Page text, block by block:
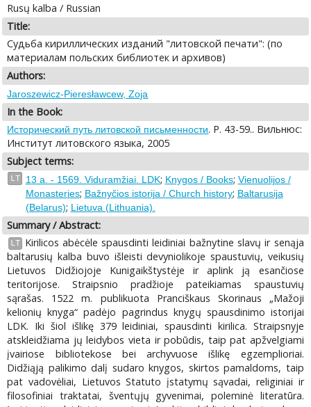
Rusų kalba / Russian
Title:
Судьба кириллических изданий "литовской печати": (по
материалам польских библиотек и архивов)
Authors:
Jaroszewicz-Pieresławcew, Zoja
In the Book:
Исторический путь литовской письменности. P. 43-59.. Вильнюс:
Институт литовского языка, 2005
Subject terms:
LT 13 a. - 1569. Viduramžiai. LDK; Knygos / Books; Vienuolijos /
Monasteries; Bažnyčios istorija / Church history; Baltarusija
(Belarus); Lietuva (Lithuania).
Summary / Abstract:
LT
Kirilicos abėcėle spausdinti leidiniai bažnytine slavų ir senąja
baltarusių kalba buvo išleisti devyniolikoje spaustuvių, veikusių
Lietuvos Didžiojoje Kunigaikštystėje ir aplink ją esančiose
teritorijose. Straipsnio pradžioje pateikiamas spaustuvių
sąrašas. 1522 m. publikuota Pranciškaus Skorinaus „Mažoji
kelionių knyga“ padėjo pagrindus knygų spausdinimo istorijai
LDK. Iki šiol išlikę 379 leidiniai, spausdinti kirilica. Straipsnyje
atskleidžiama jų leidybos vieta ir pobūdis, taip pat apžvelgiami
įvairiose bibliotekose bei archyvuose išlikę egzemplioriai.
Didžiąją palikimo dalį sudaro knygos, skirtos pamaldoms, taip
pat vadovėliai, Lietuvos Statuto įstatymų sąvadai, religiniai ir
filosofiniai traktatai, šventųjų gyvenimai, poleminė literatūra.